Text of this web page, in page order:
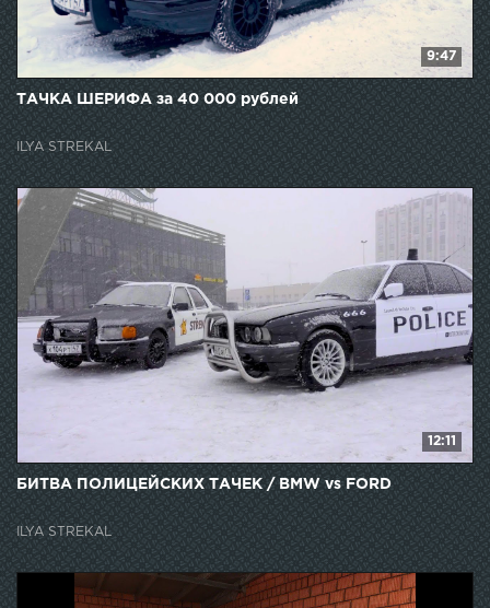
9:47
ТАЧКА ШЕРИФА за 40 000 рублей
ILYA STREKAL
12:11
БИТВА ПОЛИЦЕЙСКИХ ТАЧЕК / BMW vs FORD
ILYA STREKAL